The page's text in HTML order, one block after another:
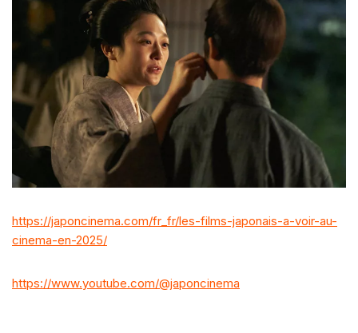
https://japoncinema.com/fr_fr/les-films-japonais-a-voir-au-
cinema-en-2025/
https://www.youtube.com/@japoncinema